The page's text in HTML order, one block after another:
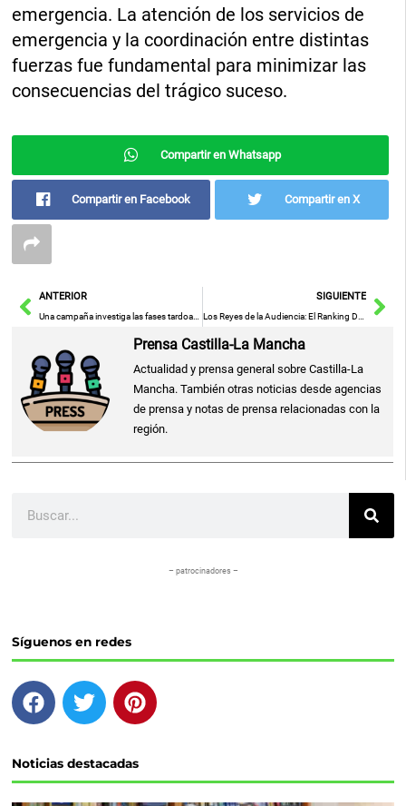
emergencia. La atención de los servicios de
emergencia y la coordinación entre distintas
fuerzas fue fundamental para minimizar las
consecuencias del trágico suceso.
Compartir en Whatsapp
Compartir en Facebook Compartir en X
AntANTERIOR
Una campaña investiga las fases tardoantiguas y altomedievales del monasterio servitano de Cañaveruelas (Cuenca)
SIGUIENTE
Los Reyes de la Audiencia: El Ranking Definitivo de Invitados de Pablo Motos y Broncano
Prensa Castilla-La Mancha
Actualidad y prensa general sobre Castilla-La
Mancha. También otras noticias desde agencias
de prensa y notas de prensa relacionadas con la
región.
– patrocinadores –
Síguenos en redes
F
a
e
b
o
T
w
t
t
e
P
i
t
e
r
Noticias destacadas